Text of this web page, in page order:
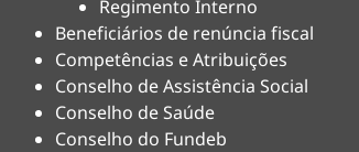
Regimento Interno
Beneficiários de renúncia fiscal
Competências e Atribuições
Conselho de Assistência Social
Conselho de Saúde
Conselho do Fundeb